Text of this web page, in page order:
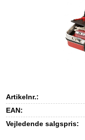
Artikelnr.:
EAN:
Vejledende salgspris: